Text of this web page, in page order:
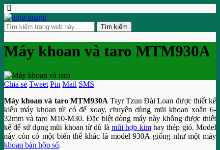
Máy khoan và taro MTM930A
Chia sẻ Tweet Pin Mail SMS
Máy khoan và taro MTM930A Tsyr Tzun Đài Loan được thiết kế
kiểu máy khoan từ có đế xoay, chuyên dùng mũi khoan xoắn 6-
32mm và taro M10-M30. Đặc biệt dòng máy này không được thiết
kế để sử dụng mũi khoan từ dù là mũi hợp kimhay thép gió. Model
này còn có một biến thể khác là model 930A giống như một máy
khoan bàn hộp số.